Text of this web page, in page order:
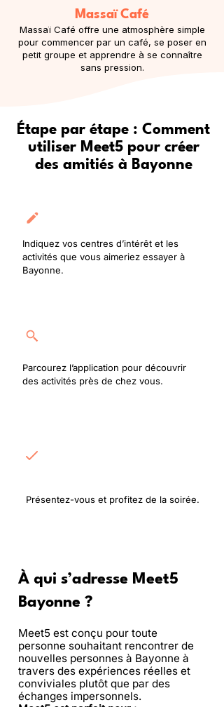
Massaï Café
Massaï Café offre une atmosphère simple
pour commencer par un café, se poser en
petit groupe et apprendre à se connaître
sans pression.
Étape par étape : Comment
utiliser Meet5 pour créer
des amitiés à Bayonne
Indiquez vos centres d’intérêt et les
activités que vous aimeriez essayer à
Bayonne.
Parcourez l’application pour découvrir
des activités près de chez vous.
Présentez-vous et profitez de la soirée.
À qui s’adresse Meet5
Bayonne ?
Meet5 est conçu pour toute
personne souhaitant rencontrer de
nouvelles personnes à Bayonne à
travers des expériences réelles et
conviviales plutôt que par des
échanges impersonnels.